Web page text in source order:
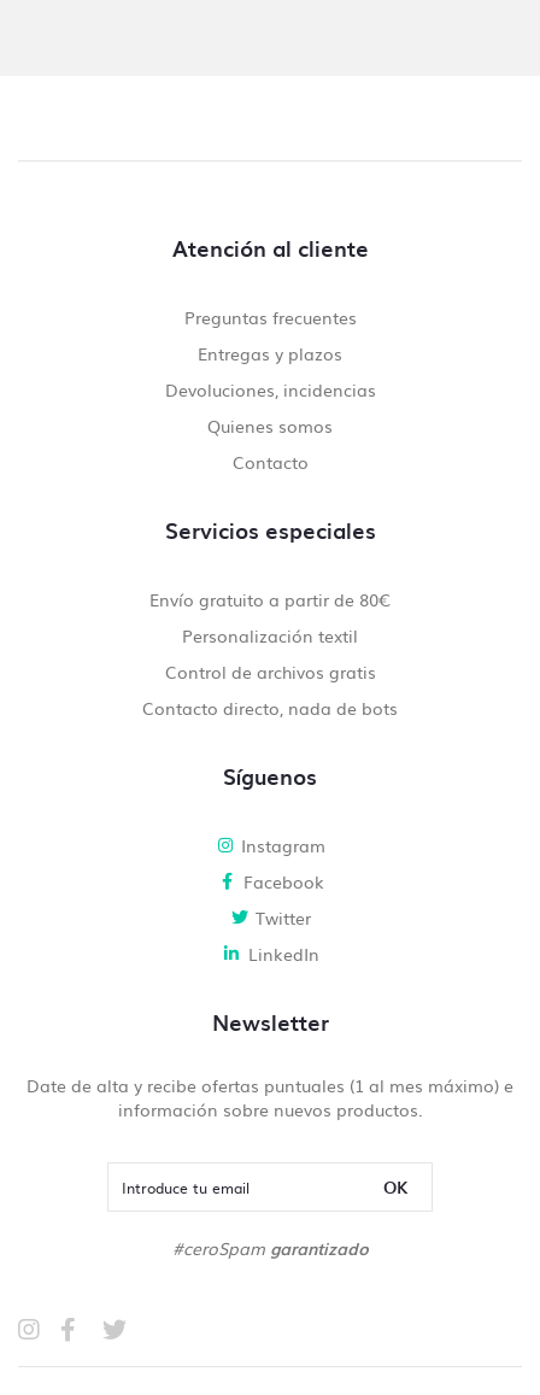
Atención al cliente
Preguntas frecuentes
Entregas y plazos
Devoluciones, incidencias
Quienes somos
Contacto
Servicios especiales
Envío gratuito a partir de 80€
Personalización textil
Control de archivos gratis
Contacto directo, nada de bots
Síguenos
Instagram
Facebook
Twitter
LinkedIn
Newsletter
Date de alta y recibe ofertas puntuales (1 al mes máximo) e
información sobre nuevos productos.
OK
#ceroSpam garantizado